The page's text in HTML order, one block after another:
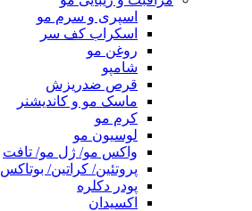
اسپری و سرم مو
اسکراب کف سر
روغن مو
شامپو
قرص ضدریزش
ماسک مو و کاندیشنر
کرم مو
لوسیون مو
واکس مو/ ژل مو/ تافت
پروتئین/ کراتین/ بوتاکس
پودر دکلره
اکسیدان